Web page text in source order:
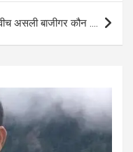
असली बाजीगर कौन ….